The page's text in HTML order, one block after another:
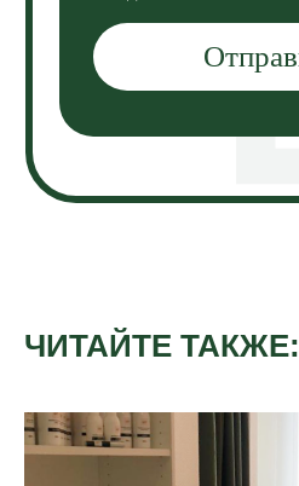
ЧИТАЙТЕ ТАКЖЕ: